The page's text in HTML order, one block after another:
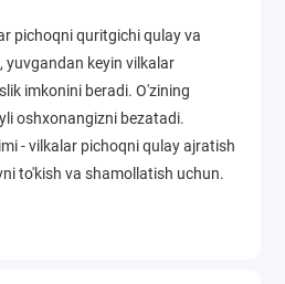
pichoqni quritgichi qulay va
yuvgandan keyin vilkalar
imkonini beradi. O'zining
oshxonangizni bezatadi.
- vilkalar pichoqni qulay ajratish
to'kish va shamollatish uchun.